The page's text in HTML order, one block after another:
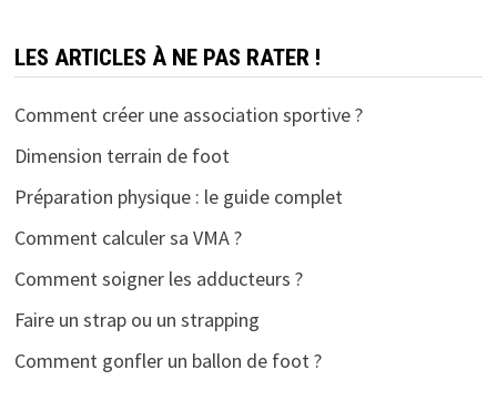
LES ARTICLES À NE PAS RATER !
Comment créer une association sportive ?
Dimension terrain de foot
Préparation physique : le guide complet
Comment calculer sa VMA ?
Comment soigner les adducteurs ?
Faire un strap ou un strapping
Comment gonfler un ballon de foot ?